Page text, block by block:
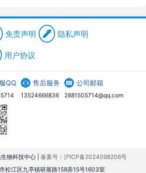
免责声明 隐私声明
用户协议
QQ 售后服务
13524666836
公司邮箱
2881505714@qq.com
物科技中心 | 备案号：沪ICP备2024098206号
松江区九亭镇研展路158弄15号1603室